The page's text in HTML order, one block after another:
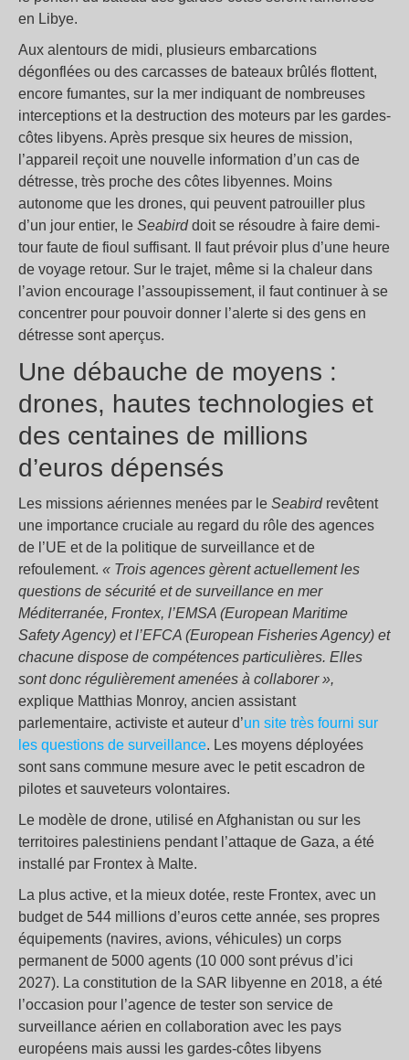
en Libye.
Aux alentours de midi, plusieurs embarcations
dégonflées ou des carcasses de bateaux brûlés flottent,
encore fumantes, sur la mer indiquant de nombreuses
interceptions et la destruction des moteurs par les gardes-
côtes libyens. Après presque six heures de mission,
l’appareil reçoit une nouvelle information d’un cas de
détresse, très proche des côtes libyennes. Moins
autonome que les drones, qui peuvent patrouiller plus
d’un jour entier, le Seabirddoit se résoudre à faire demi-
tour faute de fioul suffisant. Il faut prévoir plus d’une heure
de voyage retour. Sur le trajet, même si la chaleur dans
l’avion encourage l’assoupissement, il faut continuer à se
concentrer pour pouvoir donner l’alerte si des gens en
détresse sont aperçus.
Une débauche de moyens :
drones, hautes technologies et
des centaines de millions
d’euros dépensés
Les missions aériennes menées par le Seabirdrevêtent
une importance cruciale au regard du rôle des agences
de l’UE et de la politique de surveillance et de
refoulement. « Trois agences gèrent actuellement les
questions de sécurité et de surveillance en mer
Méditerranée, Frontex, l’EMSA (European Maritime
Safety Agency) et l’EFCA (European Fisheries Agency) et
chacune dispose de compétences particulières. Elles
sont donc régulièrement amenées à collaborer »,
explique Matthias Monroy, ancien assistant
parlementaire, activiste et auteur d’un site très fourni sur
les questions de surveillance. Les moyens déployées
sont sans commune mesure avec le petit escadron de
pilotes et sauveteurs volontaires.
Le modèle de drone, utilisé en Afghanistan ou sur les
territoires palestiniens pendant l’attaque de Gaza, a été
installé par Frontex à Malte.
La plus active, et la mieux dotée, reste Frontex, avec un
budget de 544 millions d’euros cette année, ses propres
équipements (navires, avions, véhicules) un corps
permanent de 5000 agents (10 000 sont prévus d’ici
2027). La constitution de la SAR libyenne en 2018, a été
l’occasion pour l’agence de tester son service de
surveillance aérien en collaboration avec les pays
européens mais aussi les gardes-côtes libyens